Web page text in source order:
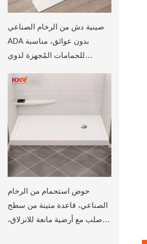
صينية دش من الرخام الصناعي
ADA بدون عوائق، مناسبة
للحمامات المُجهزة لذوي
حوض استحمام من الرخام
الصناعي، قاعدة متينة من سطح
صلب مع أرضية مانعة للانزلاق،